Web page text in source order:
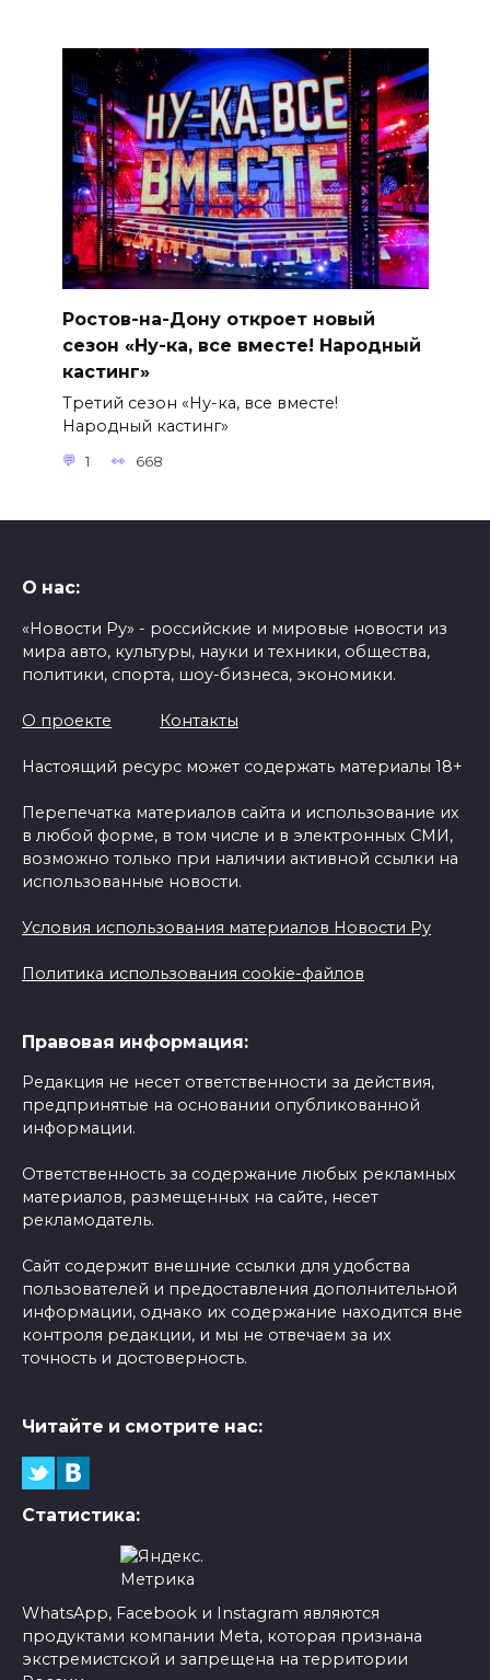
Ростов-на-Дону откроет новый
сезон «Ну-ка, все вместе! Народный
кастинг»
Третий сезон «Ну-ка, все вместе!
Народный кастинг»
1 668
О нас:
«Новости Ру» - российские и мировые новости из
мира авто, культуры, науки и техники, общества,
политики, спорта, шоу-бизнеса, экономики.
О проекте Контакты
Настоящий ресурс может содержать материалы 18+
Перепечатка материалов сайта и использование их
в любой форме, в том числе и в электронных СМИ,
возможно только при наличии активной ссылки на
использованные новости.
Условия использования материалов Новости Ру
Политика использования cookie-файлов
Правовая информация:
Редакция не несет ответственности за действия,
предпринятые на основании опубликованной
информации.
Ответственность за содержание любых рекламных
материалов, размещенных на сайте, несет
рекламодатель.
Сайт содержит внешние ссылки для удобства
пользователей и предоставления дополнительной
информации, однако их содержание находится вне
контроля редакции, и мы не отвечаем за их
точность и достоверность.
Читайте и смотрите нас:
Статистика:
WhatsApp, Facebook и Instagram являются
продуктами компании Meta, которая признана
экстремистской и запрещена на территории